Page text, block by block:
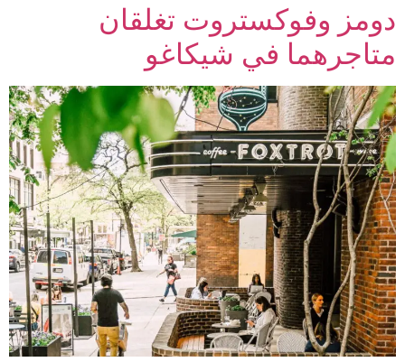
دومز وفوكستروت تغلقان
متاجرهما في شيكاغو